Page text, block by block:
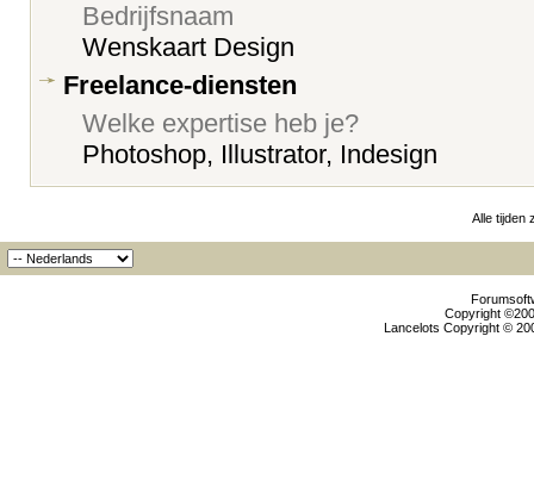
Bedrijfsnaam
Wenskaart Design
Freelance-diensten
Welke expertise heb je?
Photoshop, Illustrator, Indesign
Alle tijden
Copyright
Lancelots Copyright ©